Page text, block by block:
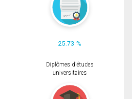
25.73 %
Diplômes d'études
universitaires